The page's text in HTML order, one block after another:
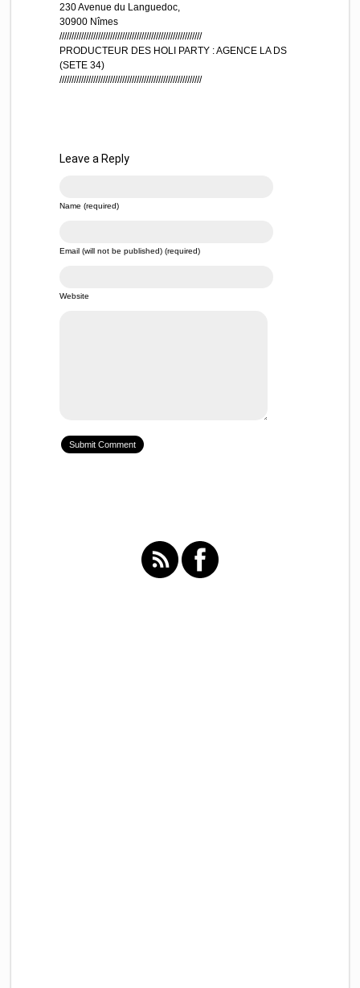
230 Avenue du Languedoc,
30900 Nîmes
///////////////////////////////////////////////////////////
PRODUCTEUR DES HOLI PARTY : AGENCE LA DS
(SETE 34)
///////////////////////////////////////////////////////////
Leave a Reply
Name (required)
Email (will not be published) (required)
Website